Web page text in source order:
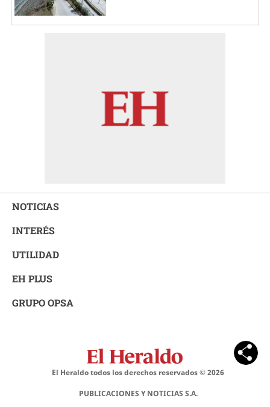
NOTICIAS
INTERÉS
UTILIDAD
EH PLUS
GRUPO OPSA
El Heraldo todos los derechos reservados ©2026
PUBLICACIONES Y NOTICIAS S.A.